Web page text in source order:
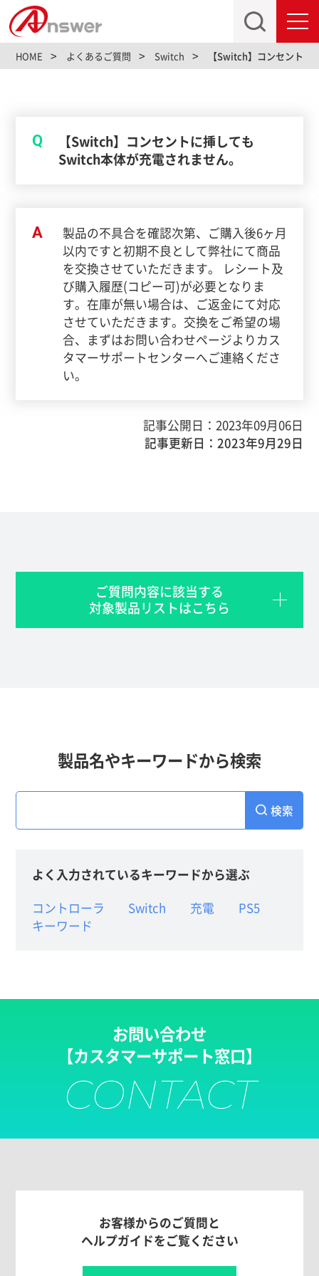
HOME よくあるご質問 Switch 【Switch】コンセント
Q
【Switch】コンセントに挿しても
Switch本体が充電されません。
A
製品の不具合を確認次第、ご購入後6ヶ月
以内ですと初期不良として弊社にて商品
を交換させていただきます。 レシート及
び購入履歴(コピー可)が必要となりま
す。在庫が無い場合は、ご返金にて対応
させていただきます。交換をご希望の場
合、まずはお問い合わせページよりカス
タマーサポートセンターへご連絡くださ
い。
記事公開日：2023年09月06日
記事更新日：2023年9月29日
ご質問内容に該当する
対象製品リストはこちら
製品名やキーワードから検索
検索
よく入力されているキーワードから選ぶ
コントローラ
Switch 充電
PS5
キーワード
お問い合わせ
【カスタマーサポート窓口】
CONTACT
お客様からのご質問と
ヘルプガイドをご覧ください